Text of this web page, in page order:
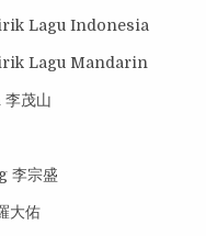
Lagu Indonesia
Lagu Mandarin
茂山
李宗盛
大佑